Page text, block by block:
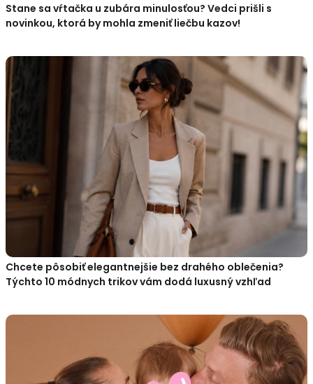
Stane sa vŕtačka u zubára minulosťou? Vedci prišli s
novinkou, ktorá by mohla zmeniť liečbu kazov!
Chcete pôsobiť elegantnejšie bez drahého oblečenia?
Týchto 10 módnych trikov vám dodá luxusný vzhľad